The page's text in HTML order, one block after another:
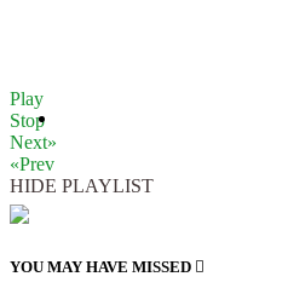
Play
Stop
Next»
«Prev
HIDE PLAYLIST
YOU MAY HAVE MISSED